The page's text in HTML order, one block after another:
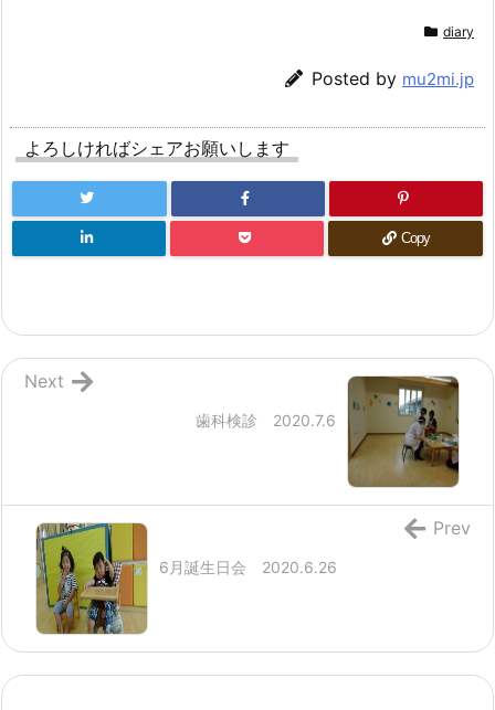
diary
Posted by mu2mi.jp
よろしければシェアお願いします
Copy
歯科検診 2020.7.6
Next
6月誕生日会 2020.6.26
Prev